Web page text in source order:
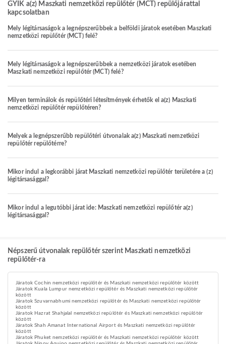
GYIK a(z) Maszkati nemzetközi repülőtér (MCT) repülőjárattal
kapcsolatban
Mely légitársaságok a legnépszerűbbek a belföldi járatok esetében Maszkati
nemzetközi repülőtér (MCT) felé?
Mely légitársaságok a legnépszerűbbek a nemzetközi járatok esetében
Maszkati nemzetközi repülőtér (MCT) felé?
Milyen terminálok és repülőtéri létesítmények érhetők el a(z) Maszkati
nemzetközi repülőtér repülőtéren?
Melyek a legnépszerűbb repülőtéri útvonalak a(z) Maszkati nemzetközi
repülőtér repülőtérre?
Mikor indul a legkorábbi járat Maszkati nemzetközi repülőtér területére a (z)
légitársasággal?
Mikor indul a legutóbbi járat ide: Maszkati nemzetközi repülőtér a(z)
légitársasággal?
Népszerű útvonalak repülőtér szerint Maszkati nemzetközi
repülőtér-ra
Járatok Cochin nemzetközi repülőtér és Maszkati nemzetközi repülőtér között
Járatok Kuala Lumpur nemzetközi repülőtér és Maszkati nemzetközi repülőtér
között
Járatok Szuvarnabhumi nemzetközi repülőtér és Maszkati nemzetközi repülőtér
között
Járatok Hazrat Shahjalal nemzetközi repülőtér és Maszkati nemzetközi repülőtér
között
Járatok Shah Amanat International Airport és Maszkati nemzetközi repülőtér
között
Járatok Phuket nemzetközi repülőtér és Maszkati nemzetközi repülőtér között